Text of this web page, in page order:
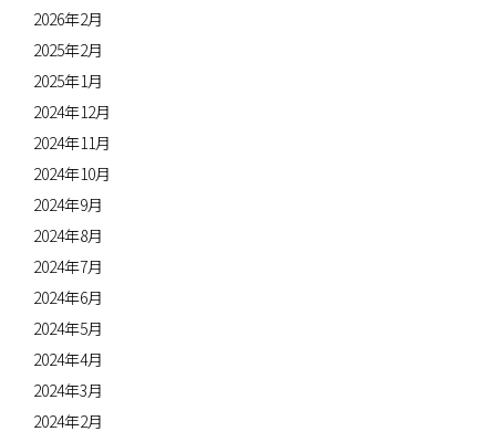
2026年2月
2025年2月
2025年1月
2024年12月
2024年11月
2024年10月
2024年9月
2024年8月
2024年7月
2024年6月
2024年5月
2024年4月
2024年3月
2024年2月